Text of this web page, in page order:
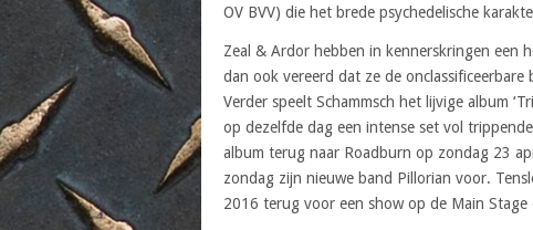
OV BVV) die het brede psychedelische
Zeal & Ardor hebben in kennerskringen een
dan ook vereerd dat ze de
Verder speelt Schammsch het lijvige album
op dezelfde dag een intense set vol
album terug naar Roadburn op zondag 23
zondag zijn nieuwe band Pillorian voor.
2016 terug voor een show op de Main